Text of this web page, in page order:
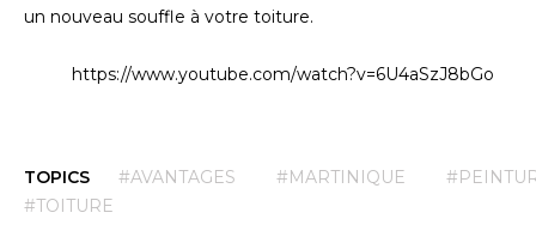
un nouveau souffle à votre toiture.
https://www.youtube.com/watch?v=6U4aSzJ8bGo
TOPICS #AVANTAGES #MARTINIQUE
#TOITURE